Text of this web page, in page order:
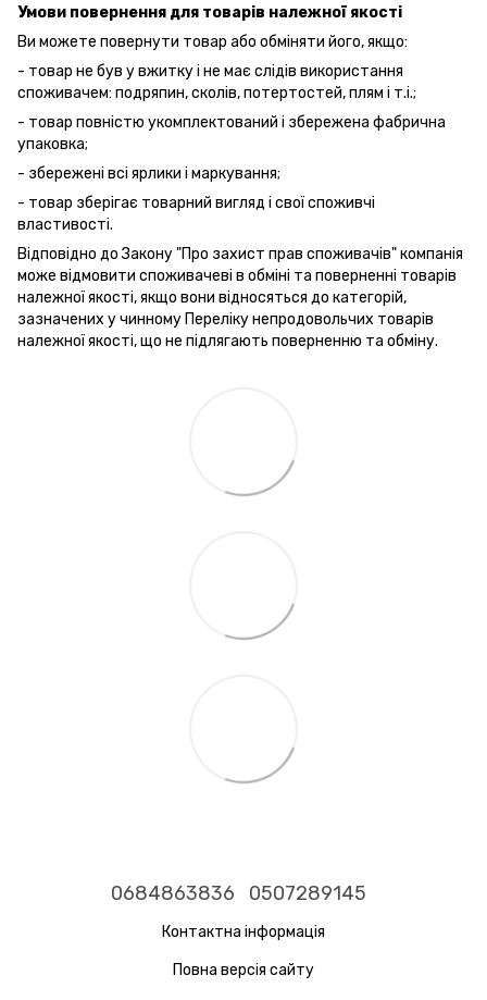
Умови повернення для товарів належної якості
Ви можете повернути товар або обміняти його, якщо:
- товар не був у вжитку і не має слідів використання
споживачем: подряпин, сколів, потертостей, плям і т.і.;
- товар повністю укомплектований і збережена фабрична
упаковка;
- збережені всі ярлики і маркування;
- товар зберігає товарний вигляд і свої споживчі
властивості.
Відповідно до Закону "Про захист прав споживачів" компанія
може відмовити споживачеві в обміні та поверненні товарів
належної якості, якщо вони відносяться до категорій,
зазначених у чинному Переліку непродовольчих товарів
належної якості, що не підлягають поверненню та обміну.
0684863836 0507289145
Контактна інформація
Повна версія сайту